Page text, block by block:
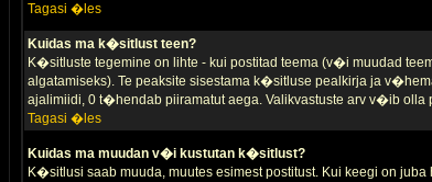
Tagasi �les
Kuidas ma k�sitlust teen?
K�sitluste tegemine on lihte - kui postitad teema (v�i muudad
algatamiseks). Te peaksite sisestama k�sitluse pealkirja ja
ajalimiidi, 0 t�hendab piiramatut aega. Valikvastuste arv v�ib
Tagasi �les
Kuidas ma muudan v�i kustutan k�sitlust?
K�sitlusi saab muuda, muutes esimest postitust. Kui keegi on